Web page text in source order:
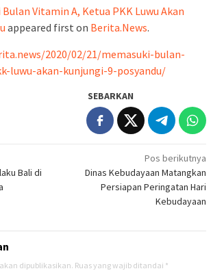
Vitamin A, Ketua PKK Luwu Akan
appeared first on Berita.News.
2020/02/21/memasuki-bulan-
luwu-akan-kunjungi-9-posyandu/
SEBARKAN
Bali di
Pos berikutnya
Dinas Kebudayaan Matangkan
Persiapan Peringatan Hari
Kebudayaan
dipublikasikan. Ruas yang wajib ditandai *